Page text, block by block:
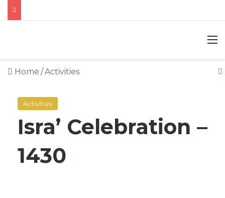
Home /Activities
Activities
Isra’ Celebration –
1430